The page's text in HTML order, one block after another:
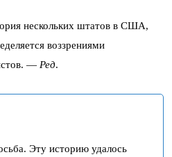
нескольких штатов в США,
воззрениями
— Ред.
Эту историю удалось